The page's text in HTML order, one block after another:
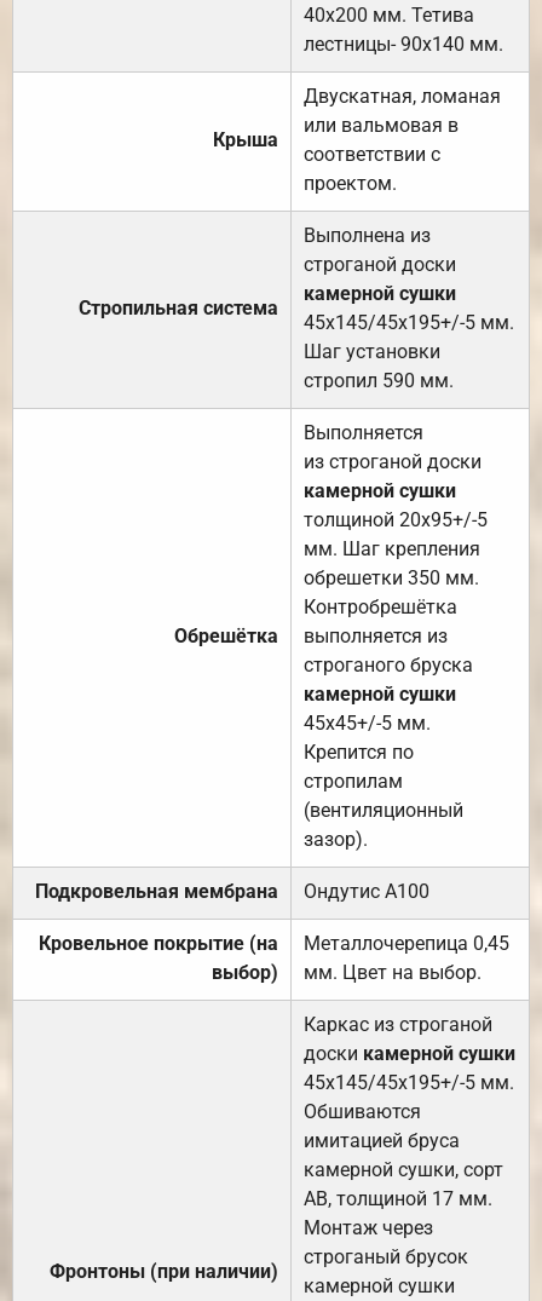
40х200 мм. Тетива
лестницы- 90х140 мм.
Крыша
Двускатная, ломаная
или вальмовая в
соответствии с
проектом.
Стропильная система
Выполнена из
строганой доски
камерной сушки
45х145/45х195+/-5 мм.
Шаг установки
стропил 590 мм.
Обрешётка
Выполняется
из строганой доски
камерной сушки
толщиной 20х95+/-5
мм. Шаг крепления
обрешетки 350 мм.
Контробрешётка
выполняется из
строганого бруска
камерной сушки
45х45+/-5 мм.
Крепится по
стропилам
(вентиляционный
зазор).
Подкровельная мембрана Ондутис А100
Кровельное покрытие (на
выбор)
Металлочерепица 0,45
мм. Цвет на выбор.
Фронтоны (при наличии)
Каркас из строганой
доски камерной сушки
45х145/45х195+/-5 мм.
Обшиваются
имитацией бруса
камерной сушки, сорт
АВ, толщиной 17 мм.
Монтаж через
строганый брусок
камерной сушки